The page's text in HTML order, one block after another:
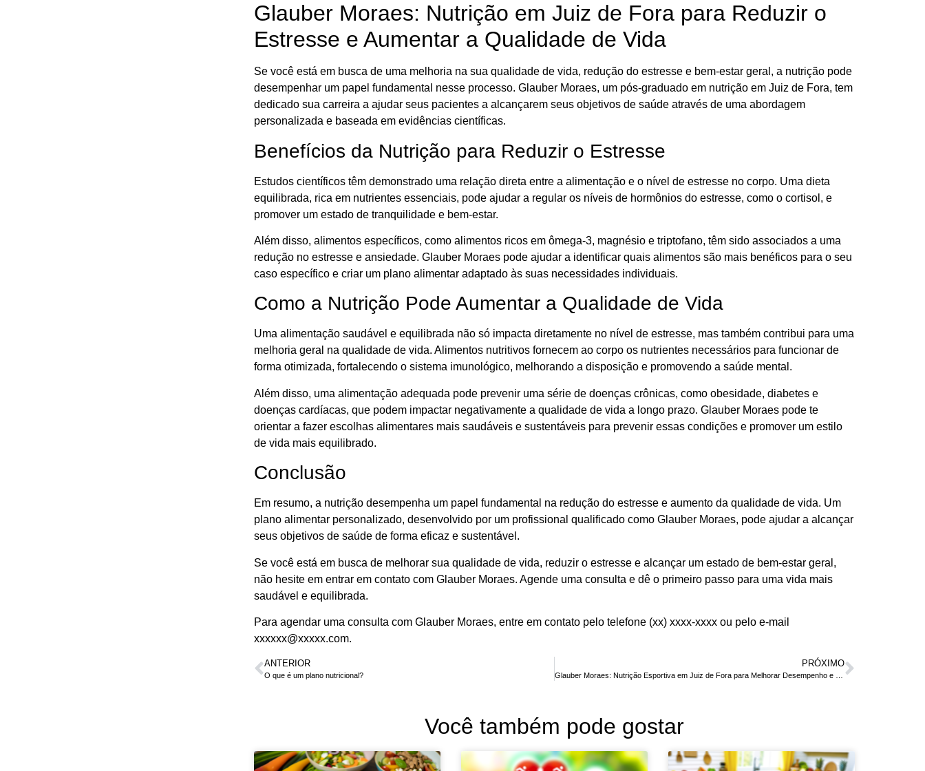
Glauber Moraes: Nutrição em Juiz de Fora para Reduzir o
Estresse e Aumentar a Qualidade de Vida
Se você está em busca de uma melhoria na sua qualidade de vida, redução do estresse e bem-estar geral, a nutrição pode
desempenhar um papel fundamental nesse processo. Glauber Moraes, um pós-graduado em nutrição em Juiz de Fora, tem
dedicado sua carreira a ajudar seus pacientes a alcançarem seus objetivos de saúde através de uma abordagem
personalizada e baseada em evidências científicas.
Benefícios da Nutrição para Reduzir o Estresse
Estudos científicos têm demonstrado uma relação direta entre a alimentação e o nível de estresse no corpo. Uma dieta
equilibrada, rica em nutrientes essenciais, pode ajudar a regular os níveis de hormônios do estresse, como o cortisol, e
promover um estado de tranquilidade e bem-estar.
Além disso, alimentos específicos, como alimentos ricos em ômega-3, magnésio e triptofano, têm sido associados a uma
redução no estresse e ansiedade. Glauber Moraes pode ajudar a identificar quais alimentos são mais benéficos para o seu
caso específico e criar um plano alimentar adaptado às suas necessidades individuais.
Como a Nutrição Pode Aumentar a Qualidade de Vida
Uma alimentação saudável e equilibrada não só impacta diretamente no nível de estresse, mas também contribui para uma
melhoria geral na qualidade de vida. Alimentos nutritivos fornecem ao corpo os nutrientes necessários para funcionar de
forma otimizada, fortalecendo o sistema imunológico, melhorando a disposição e promovendo a saúde mental.
Além disso, uma alimentação adequada pode prevenir uma série de doenças crônicas, como obesidade, diabetes e
doenças cardíacas, que podem impactar negativamente a qualidade de vida a longo prazo. Glauber Moraes pode te
orientar a fazer escolhas alimentares mais saudáveis e sustentáveis para prevenir essas condições e promover um estilo
de vida mais equilibrado.
Conclusão
Em resumo, a nutrição desempenha um papel fundamental na redução do estresse e aumento da qualidade de vida. Um
plano alimentar personalizado, desenvolvido por um profissional qualificado como Glauber Moraes, pode ajudar a alcançar
seus objetivos de saúde de forma eficaz e sustentável.
Se você está em busca de melhorar sua qualidade de vida, reduzir o estresse e alcançar um estado de bem-estar geral,
não hesite em entrar em contato com Glauber Moraes. Agende uma consulta e dê o primeiro passo para uma vida mais
saudável e equilibrada.
Para agendar uma consulta com Glauber Moraes, entre em contato pelo telefone (xx) xxxx-xxxx ou pelo e-mail
xxxxxx@xxxxx.com.
ANTERIOR
O que é um plano nutricional?
PRÓXIMO
Glauber Moraes: Nutrição Esportiva em Juiz de Fora para Melhorar Desempenho e Saúde
Você também pode gostar